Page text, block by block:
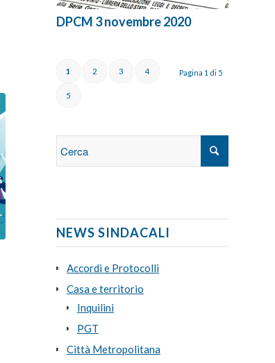
DPCM 3 novembre 2020
Pagina 1 di 5
1 2 3 4
5
NEWS SINDACALI
Accordi e Protocolli
Casa e territorio
Inquilini
PGT
Città Metropolitana